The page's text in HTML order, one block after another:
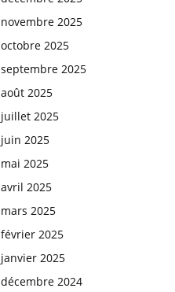
novembre 2025
octobre 2025
septembre 2025
août 2025
juillet 2025
juin 2025
mai 2025
avril 2025
mars 2025
février 2025
janvier 2025
décembre 2024